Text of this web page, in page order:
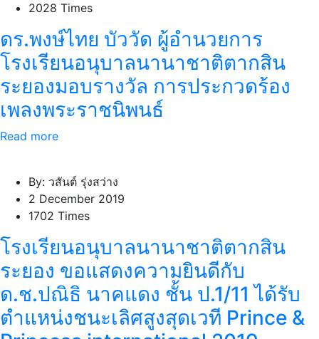
2028 Times
ดร.พงษ์ไทย บัววัด ผู้อำนวยการ
โรงเรียนอนุบาลนานาชาติตากสิน
ระยองมอบรางวัล การประกวดร้อง
เพลงพระราชนิพนธ์
Read more
By: วสันต์ รุ่งสว่าง
2 December 2019
1702 Times
โรงเรียนอนุบาลนานาชาติตากสิน
ระยอง ขอแสดงความยินดีกับ
ด.ช.ปณิธิ นาคแดง ชั้น ป.1/11 ได้รับ
ตำแหน่งชนะเลิศสูงสุดเวที Prince &